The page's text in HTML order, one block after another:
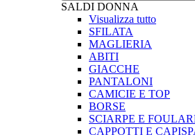
SALDI DONNA
Visualizza tutto
SFILATA
MAGLIERIA
ABITI
GIACCHE
PANTALONI
CAMICIE E TOP
BORSE
SCIARPE E
CAPPOTTI E